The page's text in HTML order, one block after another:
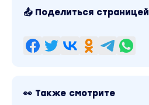
📤 Поделиться страницей
👀 Также смотрите